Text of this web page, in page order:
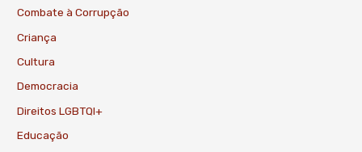
Combate à Corrupção
Criança
Cultura
Democracia
Direitos LGBTQI+
Educação